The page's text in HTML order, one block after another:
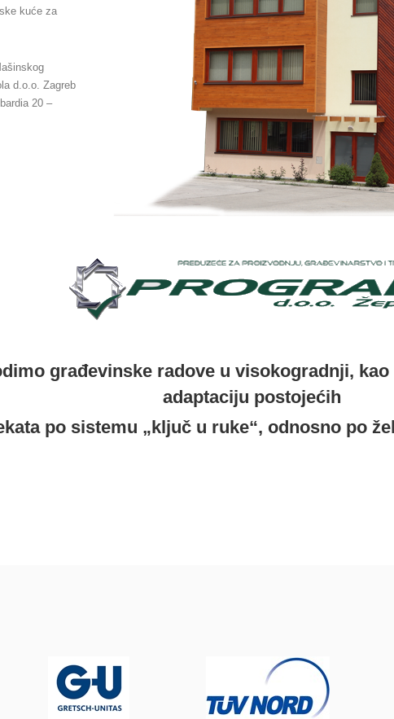
kuće za
d.o.o. Zagreb
20 –
građevinske radove u visokogradnji,
adaptaciju postojećih
po sistemu „ključ u ruke“, odnosno po